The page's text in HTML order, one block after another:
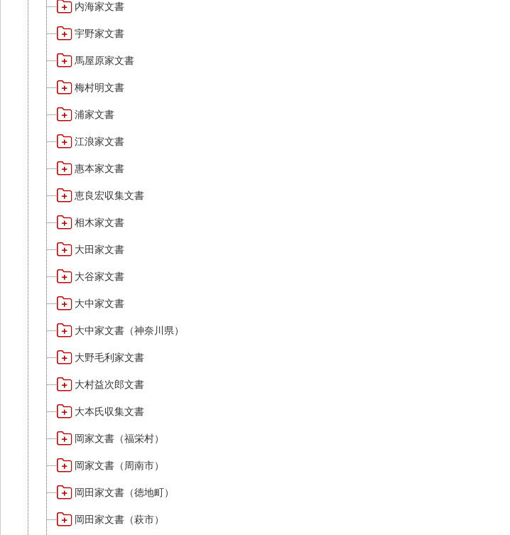
内海家文書
宇野家文書
馬屋原家文書
梅村明文書
浦家文書
江浪家文書
惠本家文書
恵良宏収集文書
相木家文書
大田家文書
大谷家文書
大中家文書
大中家文書（神奈川県）
大野毛利家文書
大村益次郎文書
大本氏収集文書
岡家文書（福栄村）
岡家文書（周南市）
岡田家文書（徳地町）
岡田家文書（萩市）